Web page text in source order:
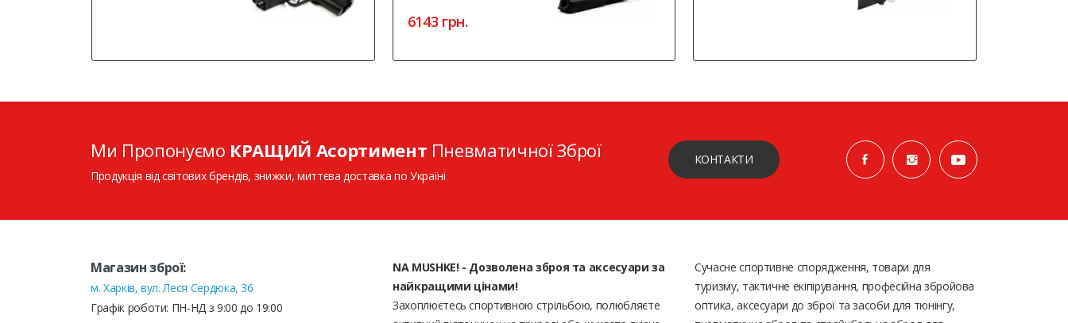
6143 грн.
Ми Пропонуємо КРАЩИЙ Асортимент Пневматичної Зброї
Продукція від світових брендів, знижки, миттєва доставка по Україні
КОНТАКТИ
Магазин зброї:
м. Харків, вул. Леся Сердюка, 36
Графік роботи: ПН-НД з 9:00 до 19:00
NA MUSHKE! - Дозволена зброя та аксесуари за
найкращими цінами!
Захоплюєтесь спортивною стрільбою, полюбляєте
Сучасне спортивне спорядження, товари для
туризму, тактичне екіпірування, професійна збройова
оптика, аксесуари до зброї та засоби для тюнінгу,